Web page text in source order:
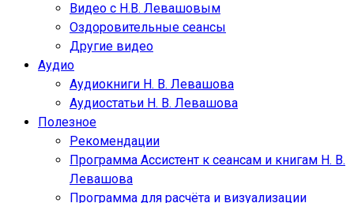
Видео с Н.В. Левашовым
Оздоровительные сеансы
Другие видео
Аудио
Аудиокниги Н. В. Левашова
Аудиостатьи Н. В. Левашова
Полезное
Рекомендации
Программа Ассистент к сеансам и книгам Н. В.
Левашова
Программа для расчёта и визуализации